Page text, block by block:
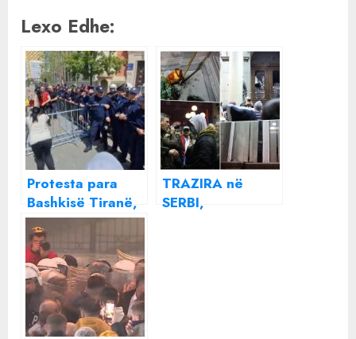
Lexo Edhe:
Protesta para
Bashkisë Tiranë,
protestuesit
hedhin molotov
drejt godinës,
tentojnë të hyjnë
me forcë (FOTO)
TRAZIRA në
SERBI,